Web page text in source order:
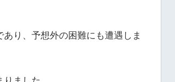
り、予想外の困難にも遭遇しま